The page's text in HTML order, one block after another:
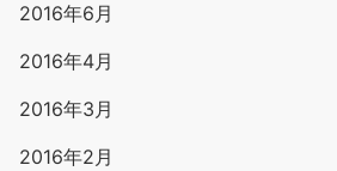
2016年6月
2016年4月
2016年3月
2016年2月